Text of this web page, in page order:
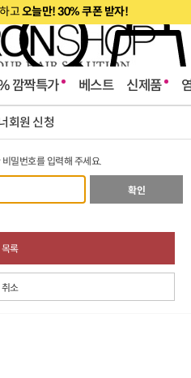
고오늘만! 30% 쿠폰 받자!
깜짝특가 베스트 신제품
회원 신청
밀번호를 입력해 주세요.
확인
목록
취소